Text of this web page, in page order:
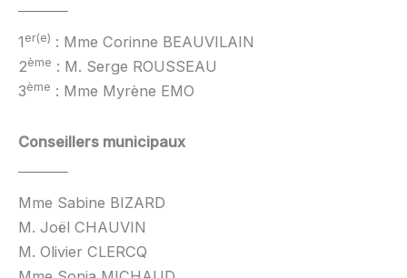
1 er(e) : Mme Corinne BEAUVILAIN
2ème : M. Serge ROUSSEAU
3ème : Mme Myrène EMO
Conseillers municipaux
Mme Sabine BIZARD
M. Joël CHAUVIN
M. Olivier CLERCQ